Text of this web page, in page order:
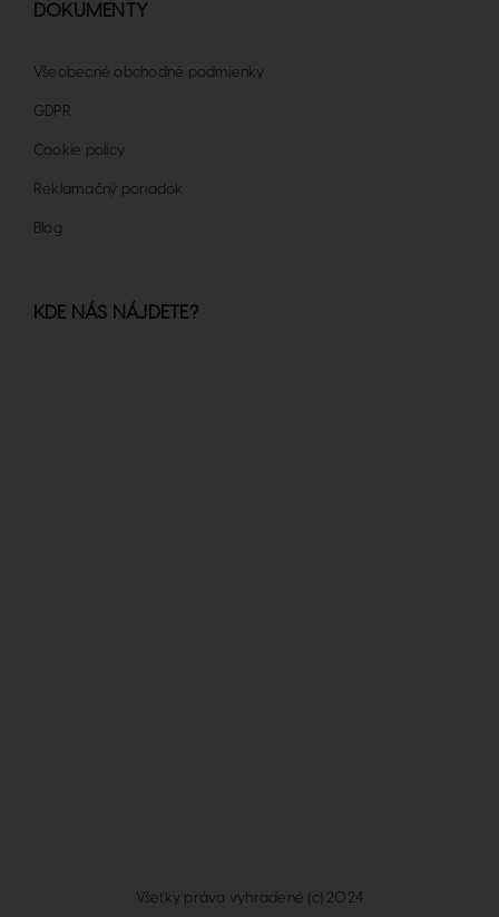
DOKUMENTY
Všeobecné obchodné podmienky
GDPR
Cookie policy
Reklamačný poriadok
Blog
KDE NÁS NÁJDETE?
Všetky práva vyhradené (c) 2024